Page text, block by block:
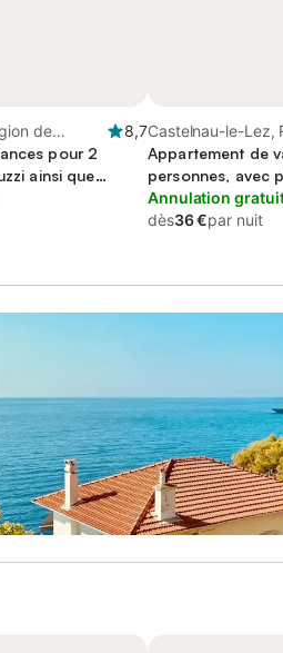
de
8,7
pour 2
ainsi que
Castelnau-le-Lez,
Montpellier
Appartement de
personnes, avec
Annulation
dès36 €par nuit